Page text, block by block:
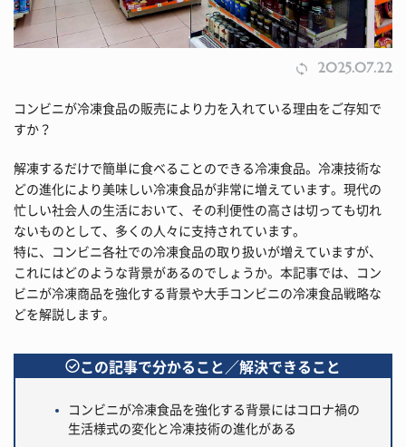
2025.07.22
コンビニが冷凍食品の販売により力を入れている理由をご存知で
すか？
解凍するだけで簡単に食べることのできる冷凍食品。冷凍技術な
どの進化により美味しい冷凍食品が非常に増えています。現代の
忙しい社会人の生活において、その利便性の高さは切っても切れ
ないものとして、多くの人々に支持されています。
特に、コンビニ各社での冷凍食品の取り扱いが増えていますが、
これにはどのような背景があるのでしょうか。本記事では、コン
ビニが冷凍商品を強化する背景や大手コンビニの冷凍食品戦略な
どを解説します。
この記事で分かること／解決できること
コンビニが冷凍食品を強化する背景にはコロナ禍の
生活様式の変化と冷凍技術の進化がある